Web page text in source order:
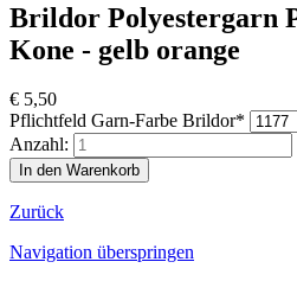
Brildor Polyestergarn
Kone - gelb orange
€ 5,50
Pflichtfeld Garn-Farbe Brildor*
Anzahl:
Zurück
Navigation überspringen